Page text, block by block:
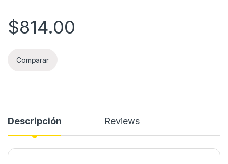
$814.00
Comparar
Descripción Reviews